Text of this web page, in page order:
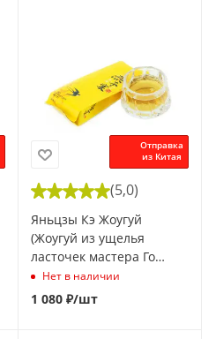
Отправка
из Китая
(5,0)
Яньцзы Кэ Жоугуй
(Жоугуй из ущелья
ласточек мастера Го
Цзяфу), 8,5 г
Нет в наличии
1 080 ₽/шт